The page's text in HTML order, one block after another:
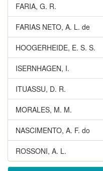
FARIA, G. R.
FARIAS NETO, A. L. de
HOOGERHEIDE, E. S. S.
ISERNHAGEN, I.
ITUASSU, D. R.
MORALES, M. M.
NASCIMENTO, A. F. do
ROSSONI, A. L.